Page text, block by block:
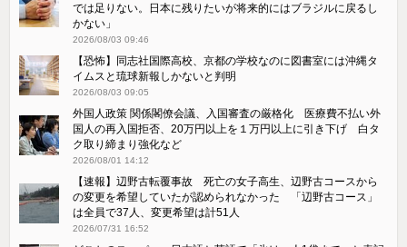
では足りない。日本に残りたいが将来的にはブラジルに戻るし
かない」
2026/08/03 09:46
【恐怖】同志社国際高校、京都の学校なのに図書室には沖縄タ
イムスと琉球新報しかないと判明
2026/08/03 09:05
外国人政策 関係閣僚会議、入国審査の厳格化 医療費不払い外
国人の再入国拒否、20万円以上を１万円以上に引き下げ 白タ
ク取り締まり強化など
2026/08/01 14:12
【速報】辺野古転覆事故 死亡の女子高生、辺野古コースから
の変更を希望していたが認められなかった 「辺野古コース」
は全員で37人、変更希望は計51人
2026/07/31 16:52